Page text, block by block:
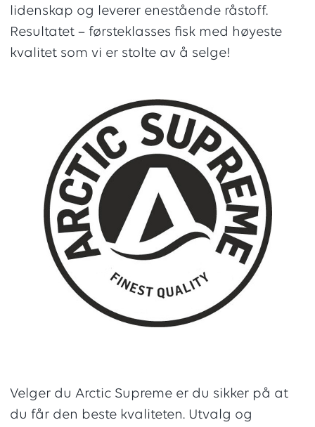
lidenskap og leverer enestående råstoff.
Resultatet – førsteklasses fisk med høyeste
kvalitet som vi er stolte av å selge!
Velger du Arctic Supreme er du sikker på at
du får den beste kvaliteten. Utvalg og